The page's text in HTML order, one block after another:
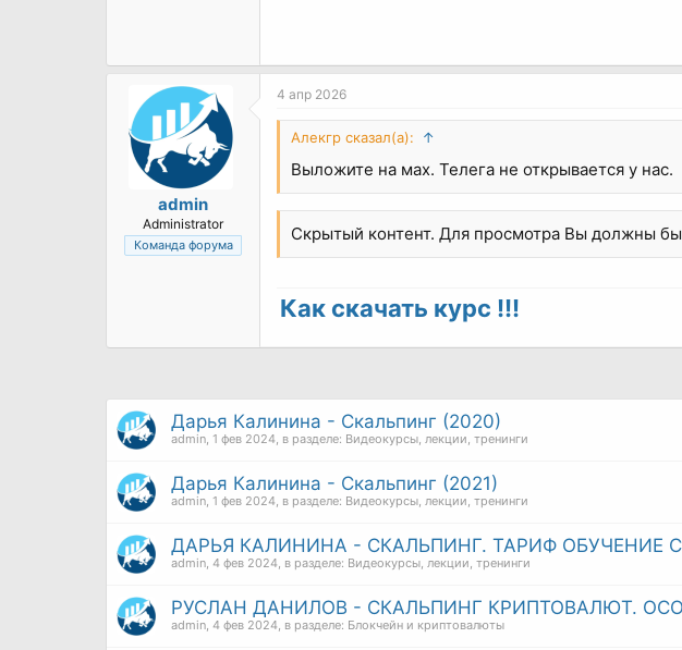
admin
Administrator
Команда форума
4 апр 2026
Алекгр сказал(а): ↑
Выложите на мах. Телега не открывается у нас.
Скрытый контент. Для просмотра Вы должны
Как скачать курс !!!
Дарья Калинина - Скальпинг (2020)
admin 1 фев 2024 , в разделе: Видеокурсы, лекции, тренинги
Дарья Калинина - Скальпинг (2021)
admin 1 фев 2024 , в разделе: Видеокурсы, лекции, тренинги
ДАРЬЯ КАЛИНИНА - СКАЛЬПИНГ. ТАРИФ ОБУЧЕНИЕ
admin 4 фев 2024 , в разделе: Видеокурсы, лекции, тренинги
РУСЛАН ДАНИЛОВ - СКАЛЬПИНГ КРИПТОВАЛЮТ.
admin 4 фев 2024 , в разделе: Блокчейн и криптовалюты